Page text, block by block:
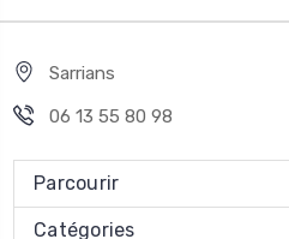
Sarrians
06 13 55 80 98
Parcourir
Catégories